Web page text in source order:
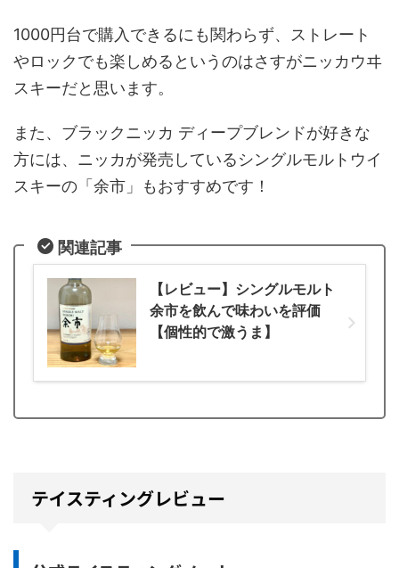
1000円台で購入できるにも関わらず、ストレート
やロックでも楽しめるというのはさすがニッカウヰ
スキーだと思います。
また、ブラックニッカ ディープブレンドが好きな
方には、ニッカが発売しているシングルモルトウイ
スキーの「余市」もおすすめです！
関連記事
【レビュー】シングルモルト
余市を飲んで味わいを評価
【個性的で激うま】
テイスティングレビュー